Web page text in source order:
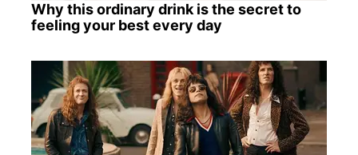
Why this ordinary drink is the secret to
feeling your best every day